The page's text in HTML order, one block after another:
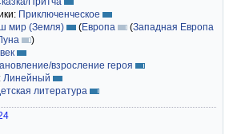
Приключенческое
мир (Земля) (Европа (Западная Европа
)
взросление героя
Линейный
литература